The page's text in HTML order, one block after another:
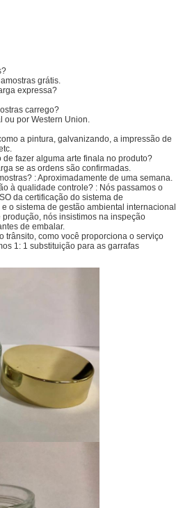
grátis.
expressa?
carrego?
ou por Western Union.
a pintura, galvanizando, a impressão de
de fazer alguma arte finala no produto?
se as ordens são confirmadas.
: Aproximadamente de uma semana.
à qualidade controle? : Nós passamos o
da certificação do sistema de
o sistema de gestão ambiental internacional
nós insistimos na inspeção
de embalar.
trânsito, como você proporciona o serviço
1: 1 substituição para as garrafas